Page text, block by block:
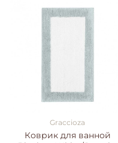
Graccioza
Коврик для ванной